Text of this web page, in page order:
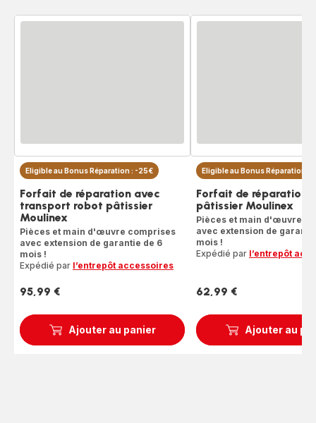
Ajouter au panier
Eligible au Bonus Réparation : -25€
Forfait de réparation avec
transport robot pâtissier
Moulinex
Pièces et main d'œuvre comprises
avec extension de garantie de 6
mois !
Expédié par l’entrepôt accessoires
Prix
95,99 €
Ajouter au
Eligible au Bonus Réparation :
Forfait de réparation
pâtissier Moulinex
Pièces et main d'œuvre
avec extension de
mois !
Expédié par l’entrepôt
Prix
62,99 €